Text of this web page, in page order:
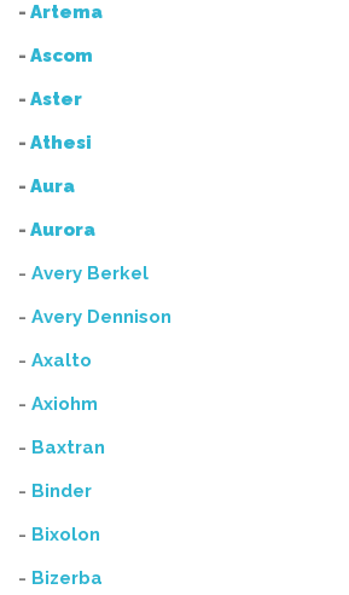
- Artema
- Ascom
- Aster
- Athesi
- Aura
- Aurora
- Avery Berkel
- Avery Dennison
- Axalto
- Axiohm
- Baxtran
- Binder
- Bixolon
- Bizerba